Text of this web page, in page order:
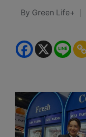
Posted
By Green Life+